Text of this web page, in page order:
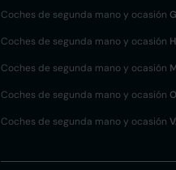
Coches de segunda mano y ocasión
Coches de segunda mano y ocasión
Coches de segunda mano y ocasión
Coches de segunda mano y ocasión
Coches de segunda mano y ocasión